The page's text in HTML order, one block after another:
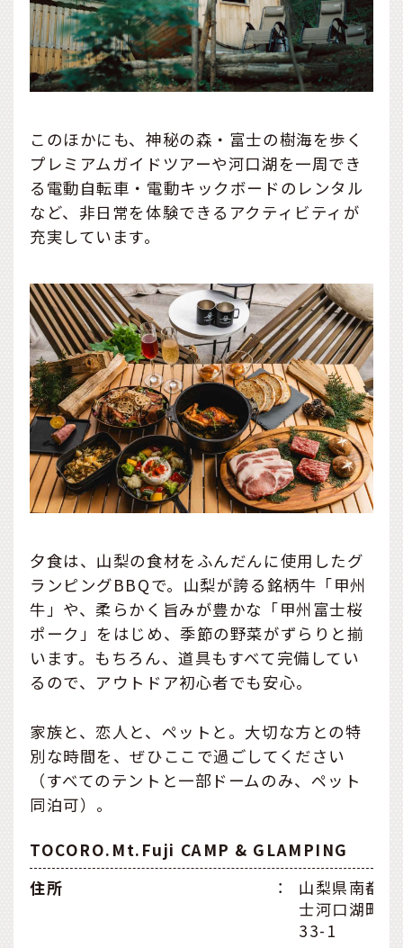
このほかにも、神秘の森・富士の樹海を歩く
プレミアムガイドツアーや河口湖を一周でき
る電動自転車・電動キックボードのレンタル
など、非日常を体験できるアクティビティが
充実しています。
夕食は、山梨の食材をふんだんに使用したグ
ランピングBBQで。山梨が誇る銘柄牛「甲州
牛」や、柔らかく旨みが豊かな「甲州富士桜
ポーク」をはじめ、季節の野菜がずらりと揃
います。もちろん、道具もすべて完備してい
るので、アウトドア初心者でも安心。
家族と、恋人と、ペットと。大切な方との特
別な時間を、ぜひここで過ごしてください
（すべてのテントと一部ドームのみ、ペット
同泊可）。
TOCORO.Mt.Fuji CAMP & GLAMPING
住所
：
山梨県南都
士河口湖町
33-1